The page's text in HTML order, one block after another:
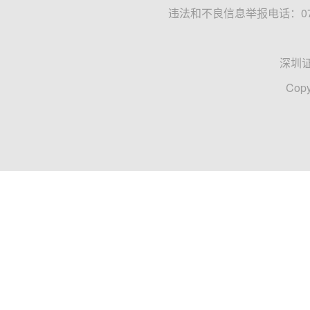
违法和不良信息举报电话：
深圳